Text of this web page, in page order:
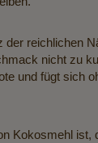
der reichlichen
nicht zu
und fügt sich
Kokosmehl ist,